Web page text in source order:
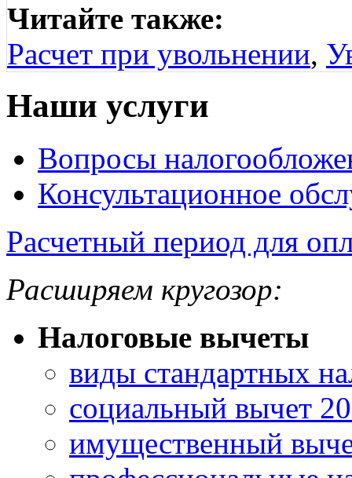
Читайте также:
Расчет при увольнении,
Наши услуги
Вопросы
Консультационное
Расчетный период для
Расширяем кругозор:
Налоговые вычеты
виды стандартных
социальный вычет
имущественный